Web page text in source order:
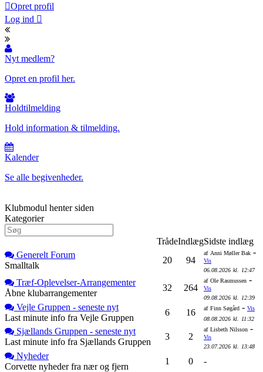
Opret profil
Log ind
Nyt medlem?
Opret en profil her.
Holdtilmelding
Hold information & tilmelding.
Kalender
Se alle begivenheder.
Klubmodul henter siden
Kategorier
TrådeIndlægSidste indlæg
Generelt Forum
Smalltalk
20 94
af Anni Møller Bak -
Vis
06.08.2026 kl. 12:47
Træf-Oplevelser-Arrangementer
Åbne klubarrangementer
32 264
af Ole Rasmussen -
Vis
09.08.2026 kl. 12:39
Vejle Gruppen - seneste nyt
Last minute info fra Vejle Gruppen
6 16 af Finn Søgård - Vis
08.08.2026 kl. 11:32
Sjællands Gruppen - seneste nyt
Last minute info fra Sjællands Gruppen
3 2
af Lisbeth Nilsson -
Vis
23.07.2026 kl. 13:48
Nyheder
Corvette nyheder fra nær og fjern
1 0 -